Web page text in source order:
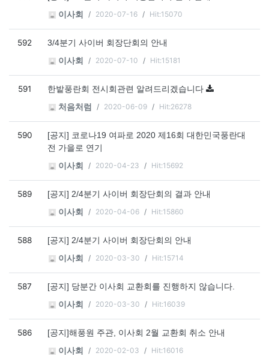
이사회
2020-07-16 Hit:15070
592
3/4분기 사이버 회장단회의 안내
이사회
2020-07-10 Hit:15181
591
한밭풍란회 전시회관련 알려드리겠습니다
처음처럼
2020-06-09 Hit:26278
590
[공지] 코로나19 여파로 2020 제16회 대한민국풍란대
전 가을로 연기
이사회
2020-04-23 Hit:15692
589
[공지] 2/4분기 사이버 회장단회의 결과 안내
이사회
2020-04-06 Hit:15860
588
[공지] 2/4분기 사이버 회장단회의 안내
이사회
2020-03-30 Hit:15714
587
[공지] 당분간 이사회 교환회를 진행하지 않습니다.
이사회
2020-03-30 Hit:16039
586
[공지]해풍원 주관, 이사회 2월 교환회 취소 안내
이사회
2020-02-03 Hit:16016